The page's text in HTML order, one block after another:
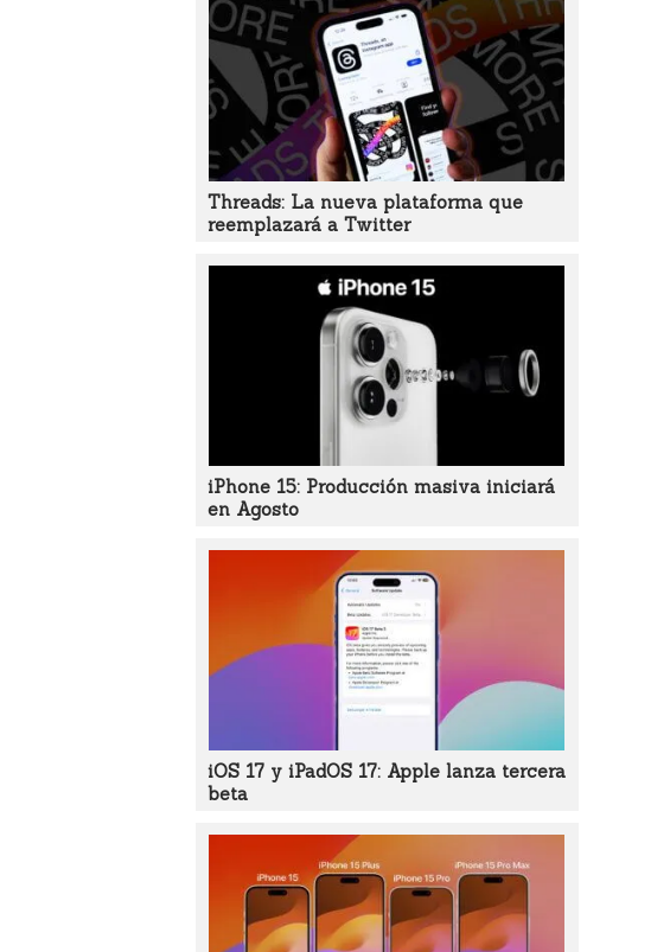
Threads: La nueva plataforma que
reemplazará a Twitter
iPhone 15: Producción masiva iniciará
en Agosto
iOS 17 y iPadOS 17: Apple lanza tercera
beta